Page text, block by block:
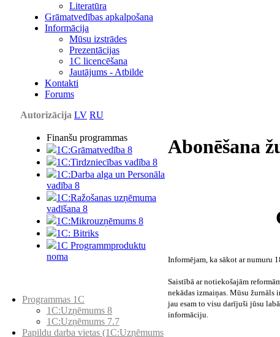
Literatūra
Grāmatvedības apkalpošana
Informācija
Mūsu izstrādes
Prezentācijas
1С licencēšana
Jautājums - Atbilde
Kontakti
Forums
Autorizācija LV RU
Finanšu programmas
1C:Grāmatvedība 8
1C:Tirdzniecības vadība 8
1C:Darba alga un Personāla
vadība 8
1C:Ražošanas uzņēmuma
vadīšana 8
1С:Мikrouzņēmums 8
1C: Bitriks
1C Programmproduktu
noma
Programmas 1C
1C:Uzņēmums 8
1C:Uzņēmums 7.7
Papildu darba vietas (1C:Uzņēmums
Abonēšana
Informējam, ka sākot ar numuru
Saistībā ar notiekošajām
nekādas izmaiņas. Mūsu žurnāls
jau esam to visu darījuši jūsu
informāciju.